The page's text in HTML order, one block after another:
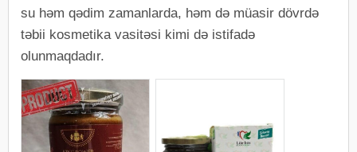
su həm qədim zamanlarda, həm də müasir dövrdə
təbii kosmetika vasitəsi kimi də istifadə
olunmaqdadır.